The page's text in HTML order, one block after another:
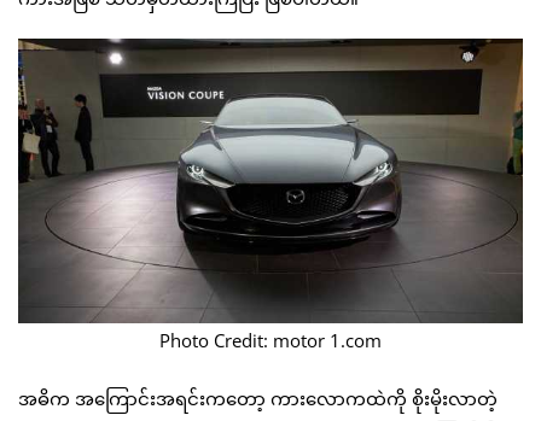
Photo Credit: motor 1.com
အဓိက အကြောင်းအရင်းကတော့ ကားလောကထဲကို စိုးမိုးလာတဲ့